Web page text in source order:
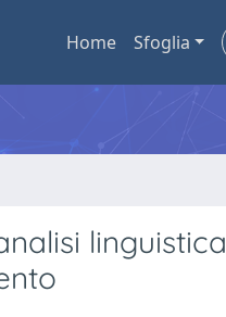
Home Sfoglia
linguistica